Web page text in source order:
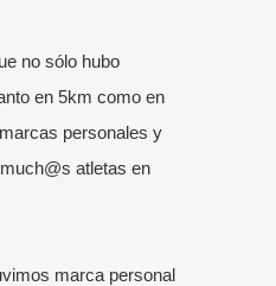
no sólo hubo
en 5km como en
personales y
atletas en
marca personal